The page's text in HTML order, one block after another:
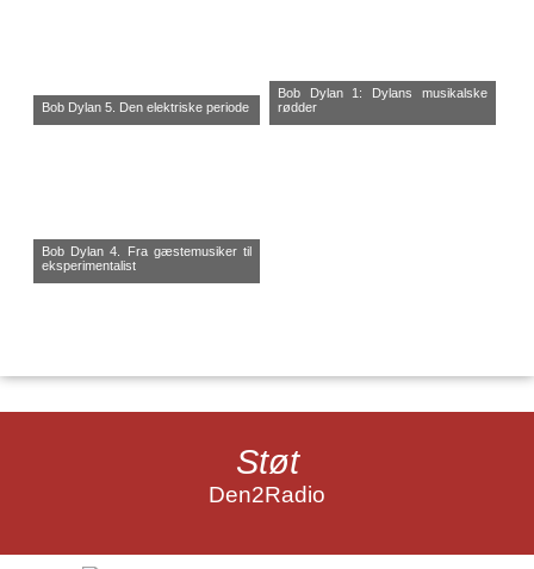
Bob Dylan 5. Den elektriske periode
Bob Dylan 1: Dylans musikalske
rødder
Bob Dylan 4. Fra gæstemusiker til
eksperimentalist
Støt
Den2Radio